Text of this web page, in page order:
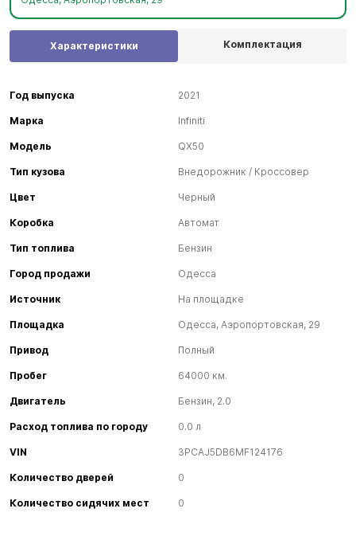
Характеристики Комплектация
Год выпуска 2021
Марка Infiniti
Модель QX50
Тип кузова Внедорожник / Кроссовер
Цвет Черный
Коробка Автомат
Тип топлива Бензин
Город продажи Одесса
Источник На площадке
Площадка Одесса, Аэропортовская, 29
Привод Полный
Пробег 64000 км.
Двигатель Бензин, 2.0
Расход топлива по городу 0.0 л
VIN 3PCAJ5DB6MF124176
Количество дверей 0
Количество сидячих мест 0